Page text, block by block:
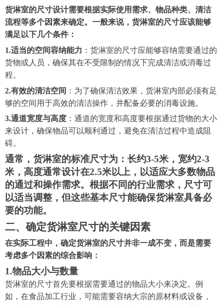
货淋室的尺寸设计需要根据实际使用需求、物品种类、清洁
流程等多个因素来确定。一般来说，货淋室的尺寸应该能够
满足以下几个条件：
1.适当的空间容纳能力 ：货淋室的尺寸应能够容纳需要通过的
货物或人员，确保其在不受限制的情况下完成清洁或消毒过
程。
2.有效的清洁空间 ：为了确保清洁效果，货淋室内部必须有足
够的空间用于高效的清洁操作，并配备必要的消毒设施。
3.通道宽度与高度 ：通道的宽度和高度要根据通过货物的大小
来设计，确保物品可以顺利通过，避免在清洁过程中造成阻
碍。
通常，货淋室的标准尺寸为：长约3-5米，宽约2-3
米，高度通常设计在2.5米以上，以适应大多数物品
的通过和操作需求。根据不同的行业需求，尺寸可
以适当调整，但这些基本尺寸能确保货淋室具备必
要的功能。
二、确定货淋室尺寸的关键因素
在实际工程中，确定货淋室的尺寸并非一成不变，而是需要
考虑多个因素的综合影响：
1.物品大小与数量
货淋室的尺寸首先要根据需要通过的物品大小来决定。例
如，在食品加工行业，可能需要容纳大宗的原材料或设备，